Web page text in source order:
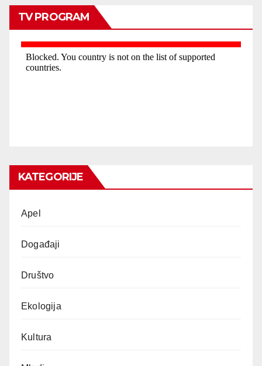
TV PROGRAM
KATEGORIJE
Apel
Događaji
Društvo
Ekologija
Kultura